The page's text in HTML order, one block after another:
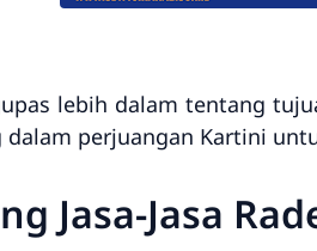
lebih dalam tentang
perjuangan Kartini
Jasa-Jasa